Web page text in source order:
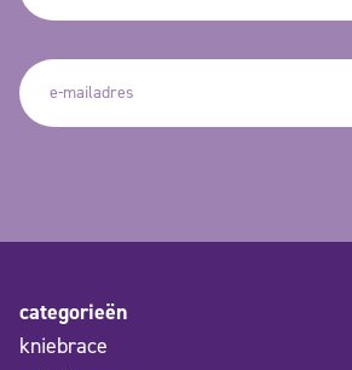
categorieën
kniebrace